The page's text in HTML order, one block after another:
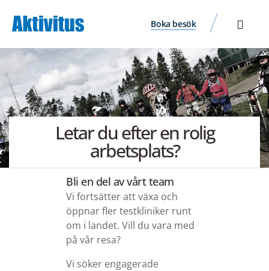
Boka besök
Letar du efter en rolig
arbetsplats?
Bli en del av vårt team
Vi fortsätter att växa och
öppnar fler testkliniker runt
om i landet. Vill du vara med
på vår resa?
Vi söker engagerade